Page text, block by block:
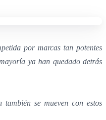
por marcas tan potentes
ya han quedado detrás
también se mueven con estos